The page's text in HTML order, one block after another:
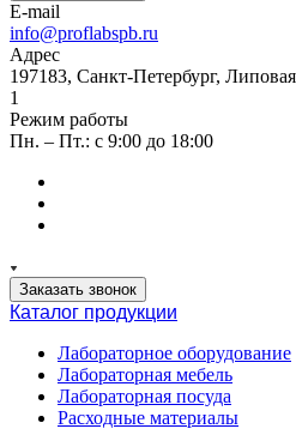
E-mail
info@proflabspb.ru
Адрес
197183, Санкт-Петербург,
1
Режим работы
Пн. – Пт.: с 9:00 до 18:00
Заказать звонок
Каталог продукции
Лабораторное оборудование
Лабораторная мебель
Лабораторная посуда
Расходные материалы